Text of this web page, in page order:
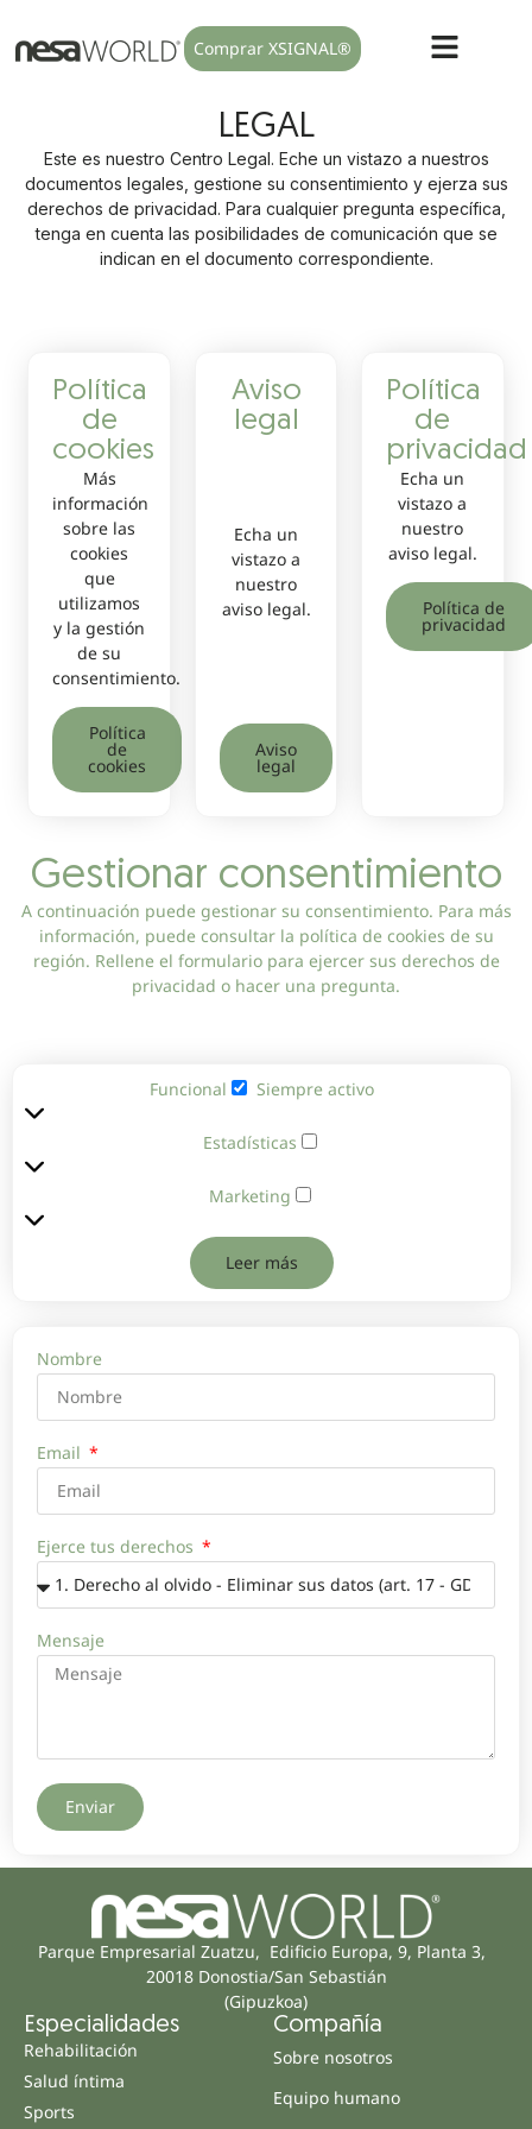
Comprar XSIGNAL®
LEGAL
Este es nuestro Centro Legal. Eche un vistazo a nuestros
documentos legales, gestione su consentimiento y ejerza sus
derechos de privacidad. Para cualquier pregunta específica,
tenga en cuenta las posibilidades de comunicación que se
indican en el documento correspondiente.
Política
de
cookies
Más
información
sobre las
cookies
que
utilizamos
y la gestión
de su
consentimiento.
Política
de
cookies
Aviso
legal
Echa un
vistazo a
nuestro
aviso legal.
Aviso
legal
Política
de
privacidad
Echa un
vistazo a
nuestro
aviso legal.
Política de
privacidad
Gestionar consentimiento
A continuación puede gestionar su consentimiento. Para más
información, puede consultar la política de cookies de su
región. Rellene el formulario para ejercer sus derechos de
privacidad o hacer una pregunta.
Funcional Siempre activo
Estadísticas
Marketing
Leer más
Nombre
Email
Ejerce tus derechos
Mensaje
Enviar
Parque Empresarial Zuatzu, Edificio Europa, 9, Planta 3,
20018 Donostia/San Sebastián
(Gipuzkoa)
Especialidades
Rehabilitación
Salud íntima
Sports
Compañía
Sobre nosotros
Equipo humano